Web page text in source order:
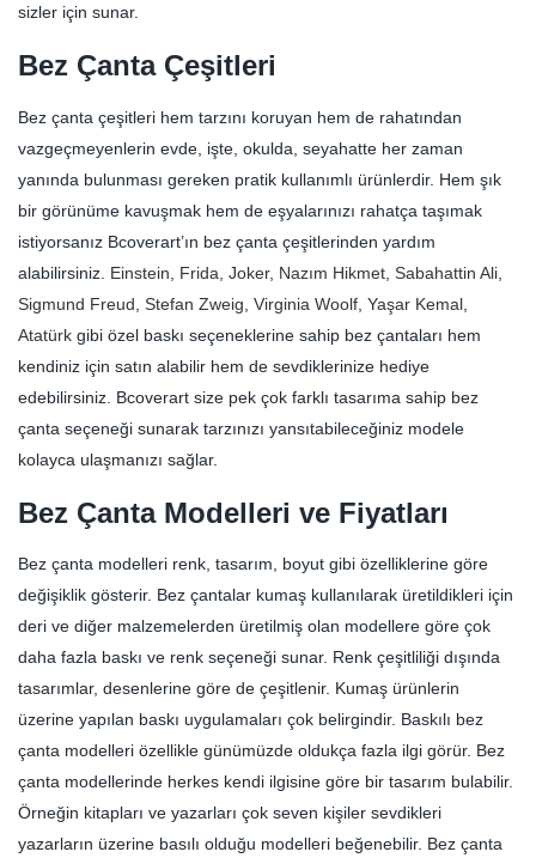
sizler için sunar.
Bez Çanta Çeşitleri
Bez çanta çeşitleri hem tarzını koruyan hem de rahatından
vazgeçmeyenlerin evde, işte, okulda, seyahatte her zaman
yanında bulunması gereken pratik kullanımlı ürünlerdir. Hem şık
bir görünüme kavuşmak hem de eşyalarınızı rahatça taşımak
istiyorsanız Bcoverart’ın bez çanta çeşitlerinden yardım
alabilirsiniz. Einstein Frida Joker, Nazım Hikmet Sabahattin Ali
Sigmund Freud Stefan Zweig Virginia Woolf Yaşar Kemal
Atatürk gibi özel baskı seçeneklerine sahip bez çantaları hem
kendiniz için satın alabilir hem de sevdiklerinize hediye
edebilirsiniz. Bcoverart size pek çok farklı tasarıma sahip bez
çanta seçeneği sunarak tarzınızı yansıtabileceğiniz modele
kolayca ulaşmanızı sağlar.
Bez Çanta Modelleri ve Fiyatları
Bez çanta modelleri renk, tasarım, boyut gibi özelliklerine göre
değişiklik gösterir. Bez çantalar kumaş kullanılarak üretildikleri için
deri ve diğer malzemelerden üretilmiş olan modellere göre çok
daha fazla baskı ve renk seçeneği sunar. Renk çeşitliliği dışında
tasarımlar, desenlerine göre de çeşitlenir. Kumaş ürünlerin
üzerine yapılan baskı uygulamaları çok belirgindir. Baskılı bez
çanta modelleri özellikle günümüzde oldukça fazla ilgi görür. Bez
çanta modellerinde herkes kendi ilgisine göre bir tasarım bulabilir.
Örneğin kitapları ve yazarları çok seven kişiler sevdikleri
yazarların üzerine basılı olduğu modelleri beğenebilir. Bez çanta